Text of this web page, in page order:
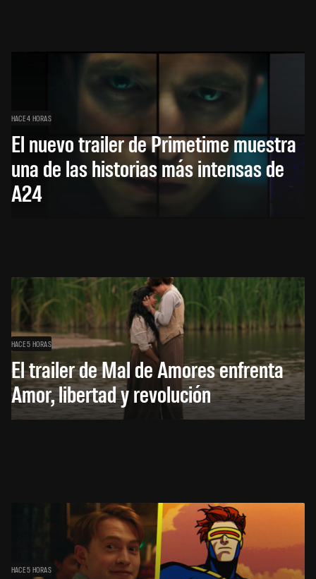
HACE 4 HORAS
El nuevo trailer de Primetime muestra
una de las historias más intensas de
A24
HACE 5 HORAS
El trailer de Mal de Amores enfrenta
Amor, libertad y revolución
HACE 5 HORAS